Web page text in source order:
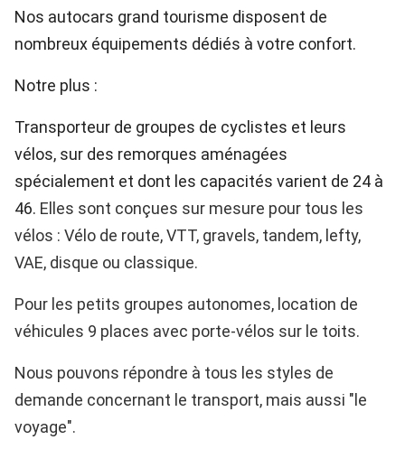
Nos autocars grand tourisme disposent de
nombreux équipements dédiés à votre confort.
Notre plus :
Transporteur de groupes de cyclistes et leurs
vélos, sur des remorques aménagées
spécialement et dont les capacités varient de 24 à
46. Elles sont conçues sur mesure pour tous les
vélos : Vélo de route, VTT, gravels, tandem, lefty,
VAE, disque ou classique.
Pour les petits groupes autonomes, location de
véhicules 9 places avec porte-vélos sur le toits.
Nous pouvons répondre à tous les styles de
demande concernant le transport, mais aussi "le
voyage".